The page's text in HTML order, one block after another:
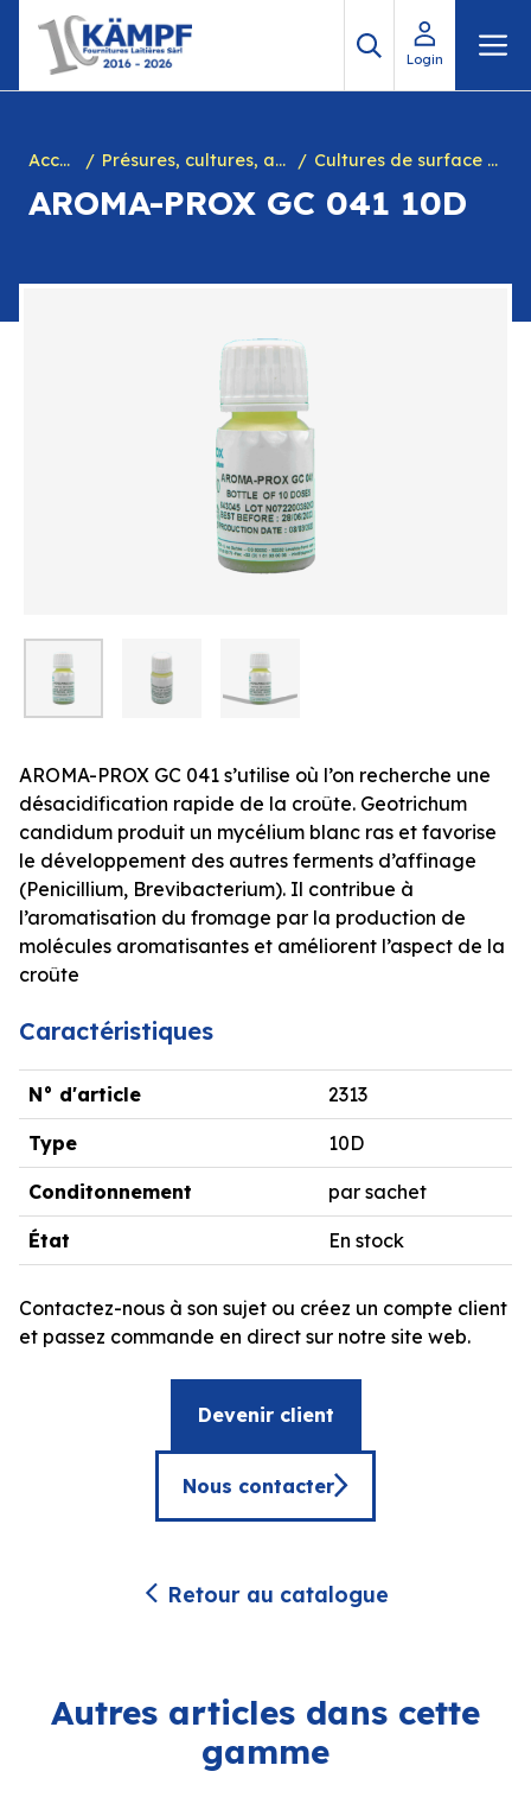
contenu
Login
Accueil Présures, cultures, arôme à yogourt, marques, chiffres en caséine et divers Cultures de surface fromages
AROMA-PROX GC 041 10D
AROMA-PROX GC 041 s’utilise où l’on recherche une
désacidification rapide de la croûte. Geotrichum
candidum produit un mycélium blanc ras et favorise
le développement des autres ferments d’affinage
(Penicillium, Brevibacterium). Il contribue à
l’aromatisation du fromage par la production de
molécules aromatisantes et améliorent l’aspect de la
croûte
Caractéristiques
N° d'article 2313
Type 10D
Conditonnement par sachet
État En stock
Contactez-nous à son sujet ou créez un compte client
et passez commande en direct sur notre site web.
Devenir client
Nous contacter
Retour au catalogue
Autres articles dans cette
gamme